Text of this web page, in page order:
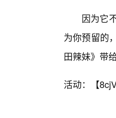
因为它
为你预留的
田辣妹》带
活动：【